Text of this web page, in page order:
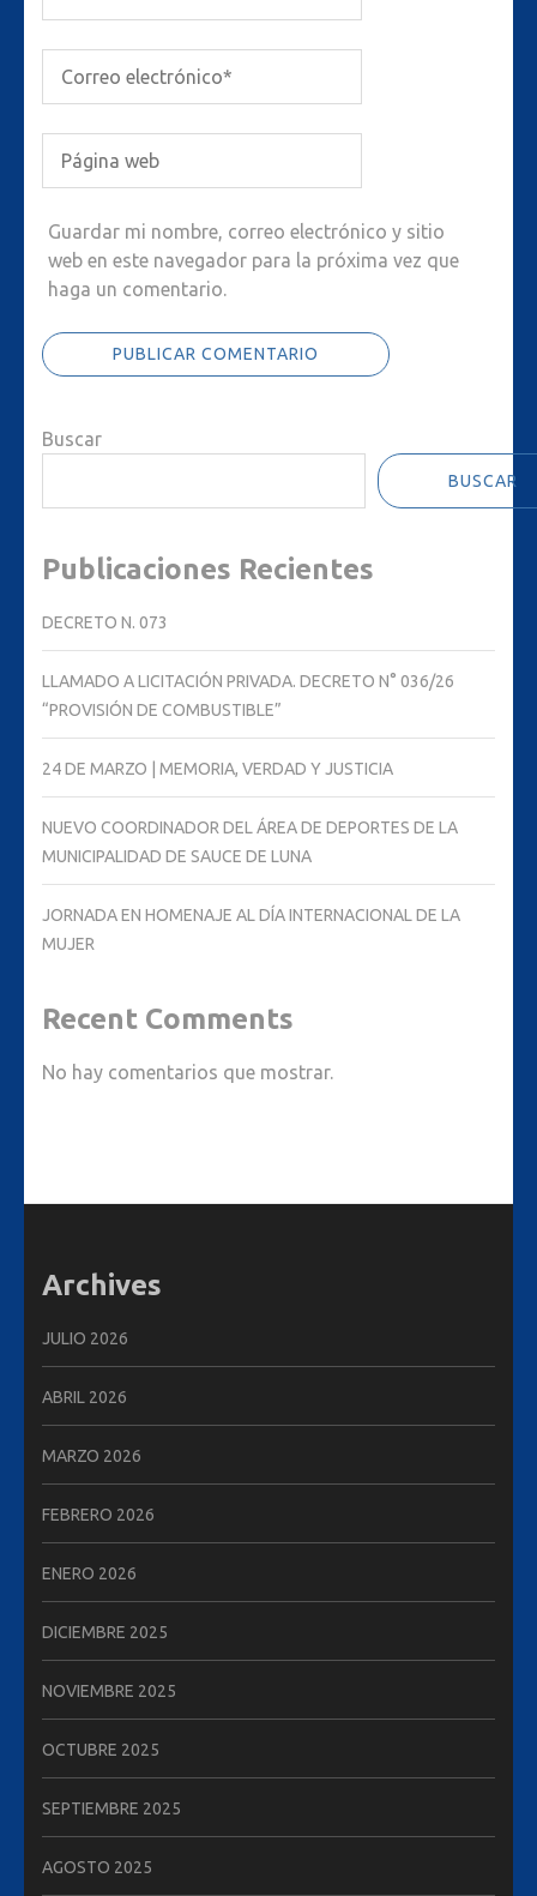
Guardar mi nombre, correo electrónico y sitio
web en este navegador para la próxima vez que
haga un comentario.
Buscar
BUSCAR
Publicaciones Recientes
DECRETO N. 073
LLAMADO A LICITACIÓN PRIVADA. DECRETO N° 036/26
“PROVISIÓN DE COMBUSTIBLE”
24 DE MARZO | MEMORIA, VERDAD Y JUSTICIA
NUEVO COORDINADOR DEL ÁREA DE DEPORTES DE LA
MUNICIPALIDAD DE SAUCE DE LUNA
JORNADA EN HOMENAJE AL DÍA INTERNACIONAL DE LA
MUJER
Recent Comments
No hay comentarios que mostrar.
Archives
JULIO 2026
ABRIL 2026
MARZO 2026
FEBRERO 2026
ENERO 2026
DICIEMBRE 2025
NOVIEMBRE 2025
OCTUBRE 2025
SEPTIEMBRE 2025
AGOSTO 2025